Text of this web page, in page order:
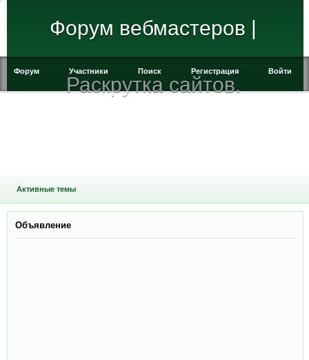
Форум вебмастеров |
Раскрутка сайтов.
Форум Участники Поиск Регистрация Войти
Активные темы
Объявление